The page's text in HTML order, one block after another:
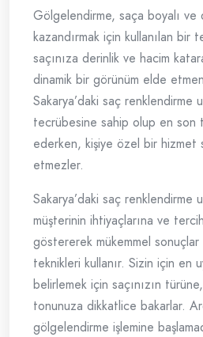
Gölgelendirme, saça boyalı ve
kazandırmak için kullanılan bir
saçınıza derinlik ve hacim
dinamik bir görünüm elde
Sakarya’daki saç renklendirme
tecrübesine sahip olup en son
ederken, kişiye özel bir hizmet
etmezler.
Sakarya’daki saç renklendirme
müşterinin ihtiyaçlarına ve
göstererek mükemmel
teknikleri kullanır. Sizin için en
belirlemek için saçınızın
tonunuza dikkatlice bakarlar.
gölgelendirme işlemine